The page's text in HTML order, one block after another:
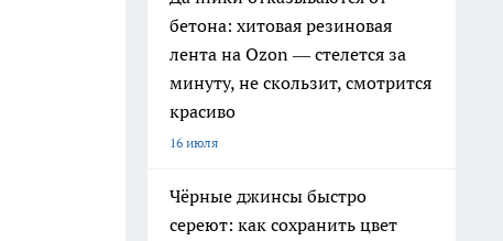
бетона: хитовая резиновая
лента на Ozon — стелется за
минуту, не скользит, смотрится
красиво
16 июля
Чёрные джинсы быстро
сереют: как сохранить цвет